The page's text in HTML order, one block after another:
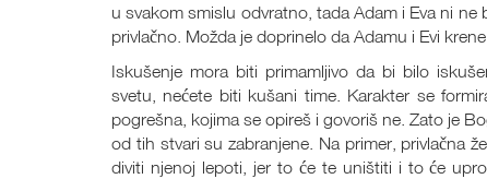
u svakom smislu odvratno, tada Adam i Eva ni
privlačno. Možda je doprinelo da Adamu i Evi
Iskušenje mora biti primamljivo da bi bilo
svetu, nećete biti kušani time. Karakter se
pogrešna, kojima se opireš i govoriš ne. Zato je
od tih stvari su zabranjene. Na primer, privlačna
diviti njenoj lepoti, jer to će te uništiti i to će